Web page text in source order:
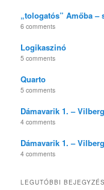
„tologatós” Amőba –
6 comments
Logikaszinó
5 comments
Quarto
5 comments
Dámavarik 1. –
4 comments
Dámavarik 1. –
4 comments
LEGUTÓBBI